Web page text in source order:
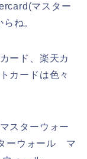
マスター
ね。
ード、楽天カ
カードは色々
スターウォー
ーウォール マ